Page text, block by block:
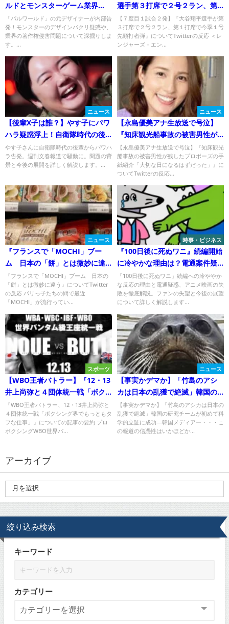
ルドとモンスターゲーム業界
の“パクリ”疑惑の裏側とは？
「パルワールド」の元デザイナーが内部告
発！モンスターのデザインパクリ疑惑や、
業界の著作権侵害問題について深掘りしま
す。...
選手第３打席で２号２ラン、第
１打席で今季１号先頭打者弾
【７度目１試合２発】『大谷翔平選手が第
３打席で２号２ラン、第１打席で今季１号
先頭打者弾』についてTwitterの反応 ＜レ
ンジャーズ－エン...
ニュース
【後輩X子は誰？】やす子にパワ
ハラ疑惑浮上！自衛隊時代の後
輩が告発！
やす子さんに自衛隊時代の後輩からパワハ
ラ告発。週刊文春報道で騒動に。問題の背
景と今後の展開を詳しく解説します。...
ニュース
【永島優美アナ生放送で号泣】
『知床観光船事故の被害男性が
残したプロポーズの手紙紹介
【永島優美アナ生放送で号泣】『知床観光
船事故の被害男性が残したプロポーズの手
紙紹介「大切な日になるはずだった」』に
ついてTwitterの反応...
ニュース
『フランスで「MOCHI」ブー
ム 日本の「餅」とは微妙に違
う』について
『フランスで「MOCHI」ブーム 日本の
「餅」とは微妙に違う』についてTwitter
の反応 パリっ子たちの間で最近
「MOCHI」が流行ってい...
時事・ビジネス
『100日後に死ぬワニ』続編開始
に冷やかな理由は？電通案件疑
惑とその影響！
「100日後に死ぬワニ」続編への冷ややか
な反応の理由と電通疑惑、アニメ映画の失
敗を徹底解説。ファンの失望と今後の展望
について詳しく解説します...
スポーツ
【WBO王者バトラー】『12・13
井上尚弥と４団体統一戦「ボク
シング界でもっともタフな仕
事」』について
『WBO王者バトラー、12・13井上尚弥と
４団体統一戦「ボクシング界でもっともタ
フな仕事」』についての記事の要約 プロ
ボクシングWBO世界バ...
ニュース
【事実かデマか】「竹島のアシ
カは日本の乱獲で絶滅」韓国の
研究チームが初めて科学的立証
に成功―韓国メディア
【事実かデマか】「竹島のアシカは日本の
乱獲で絶滅」韓国の研究チームが初めて科
学的立証に成功―韓国メディアー・・・こ
の報道の信憑性はいかほどか...
アーカイブ
絞り込み検索
キーワード
カテゴリー